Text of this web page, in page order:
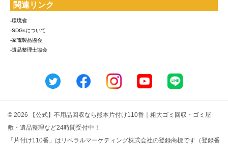
関連リンク
-環境省
-SDGsについて
-家電製品協会
-遺品整理士協会
© 2026 【公式】不用品回収なら熊本片付け110番｜粗大ゴミ回収・ゴミ屋
敷・遺品整理など24時間受付中！
「片付け110番」はリベラルマーケティング株式会社の登録商標です（登録番